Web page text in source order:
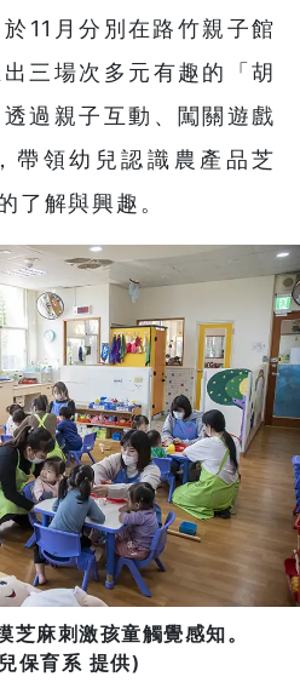
11月分別在路竹親子館
三場次多元有趣的「胡
過親子互動、闖關遊戲
帶領幼兒認識農產品芝
了解與興趣。
麻刺激孩童觸覺感知。
保育系 提供)